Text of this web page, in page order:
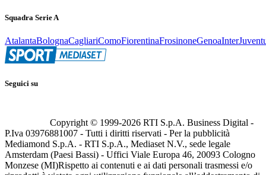
Squadra Serie A
AtalantaBolognaCagliariComoFiorentinaFrosinoneGenoaInter
Seguici su
Copyright © 1999-2026 RTI S.p.A. Business Digital -
P.Iva 03976881007 - Tutti i diritti riservati - Per la pubblicità
Mediamond S.p.A. - RTI S.p.A., Mediaset N.V., sede legale
Amsterdam (Paesi Bassi) - Uffici Viale Europa 46, 20093 Cologno
Monzese (MI)Rispetto ai contenuti e ai dati personali trasmessi e/o